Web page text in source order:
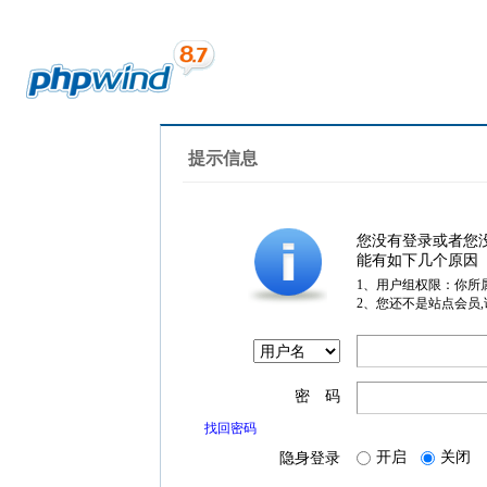
提示信息
您没有登录或者您
能有如下几个原因
1、用户组权限：你所
2、您还不是站点会员
密 码
找回密码
隐身登录 开启 关闭